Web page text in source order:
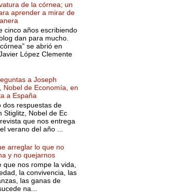
de la córnea; un
aprender a mirar de
cinco años escribiendo
dan para mucho.
se abrió en
López Clemente
a Joseph
Nobel de Economía, en
a España
dos respuestas de
Stiglitz, Nobel de Ec
que nos entrega
verano del año ...
arreglar lo que no
y no quejarnos
que nos rompe la vida,
la convivencia, las
las ganas de
na...